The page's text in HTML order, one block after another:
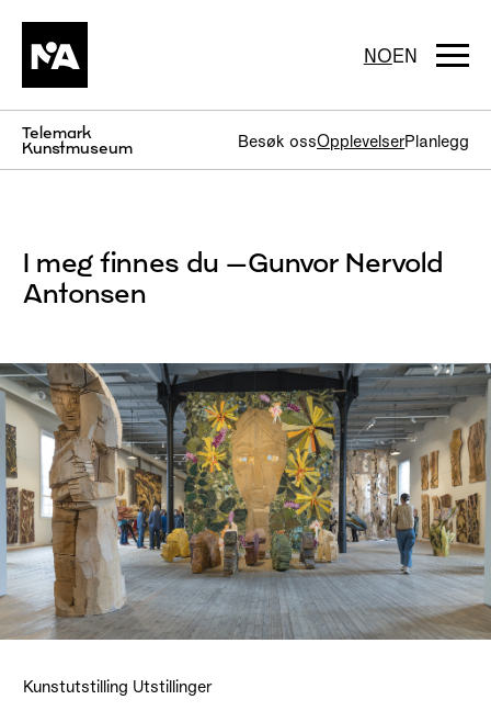
innhold
NOEN
Telemark
Kunstmuseum
Besøk ossOpplevelserPlanlegg
I meg finnes du –Gunvor Nervold
Antonsen
Kunstutstilling Utstillinger